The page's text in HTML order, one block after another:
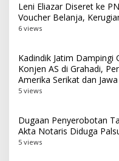
Leni Eliazar Diseret ke
Voucher Belanja,
6 views
Kadindik Jatim Dampingi
Konjen AS di Grahadi,
Amerika Serikat dan
5 views
Dugaan Penyerobotan
Akta Notaris Diduga
5 views